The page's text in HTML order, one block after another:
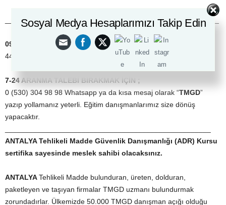
_____________________________________________________
09:00 – 19:00 SAATLERİ ARASINDA İLETİŞİM İÇİN
444 33 07 No’lu telefondan direk iletişime geçebilirsiniz.
7-24 ARANMA TALEBİ BIRAKMAK İÇİN ;
0 (530) 304 98 98 Whatsapp ya da kısa mesaj olarak “TMGD”
yazıp yollamanız yeterli. Eğitim danışmanlarımız size dönüş
yapacaktır.
ANTALYATehlikeli Madde Güvenlik Danışmanlığı (ADR) Kursu
sertifika sayesinde meslek sahibi olacaksınız.
ANTALYATehlikeli Madde bulunduran, üreten, dolduran,
paketleyen ve taşıyan firmalar TMGD uzmanı bulundurmak
zorundadırlar. Ülkemizde 50.000 TMGD danışman açığı olduğu
Sosyal Medya Hesaplarımızı Takip Edin